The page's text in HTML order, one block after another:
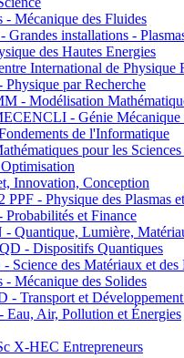
Mécanique des Fluides
installations -
des Hautes Energies
International de Physique
par Recherche
- Modélisation
- Génie Mécanique
de l'Informatique
pour les
Innovation, Conception
- Physique des Plasmas
et Finance
Lumière,
- Dispositifs Quantiques
des Matériaux et des
Mécanique des Solides
Transport et
Air, Pollution et Énergies
X-HEC Entrepreneurs